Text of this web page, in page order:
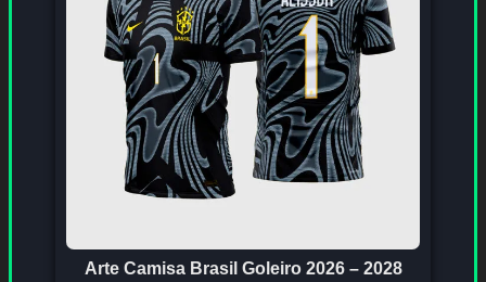
Arte Camisa Brasil Goleiro 2026 – 2028